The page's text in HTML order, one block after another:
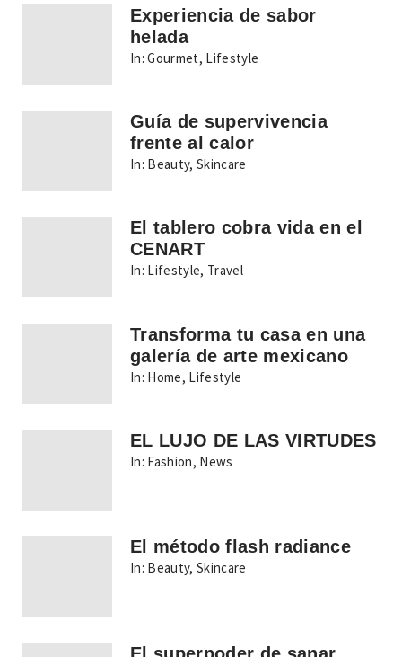
Experiencia de sabor
helada
In: Gourmet, Lifestyle
Guía de supervivencia
frente al calor
In: Beauty,Skincare
El tablero cobra vida en el
CENART
In: Lifestyle, Travel
Transforma tu casa en una
galería de arte mexicano
In: Home, Lifestyle
EL LUJO DE LAS VIRTUDES
In: Fashion, News
El método flash radiance
In: Beauty,Skincare
El superpoder de sanar